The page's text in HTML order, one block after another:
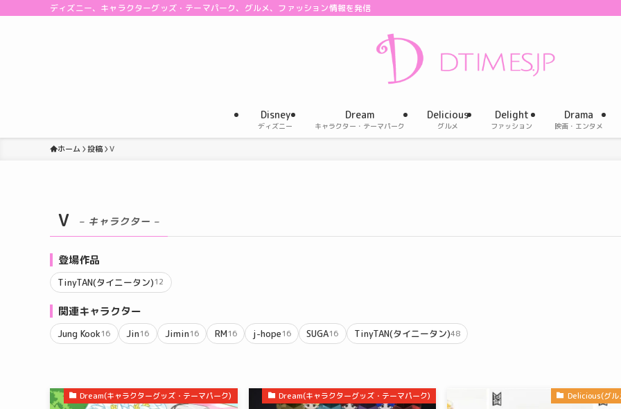
ディズニー、キャラクターグッズ・テーマパーク、グルメ、ファッション情報を発信
Disney
ディズニー
Dream
キャラクター・テーマパーク
Delicious
グルメ
Delight
ファッション
Drama
映画・エンタメ
ホーム 投稿 V
V – キャラクター –
登場作品
TinyTAN(タイニータン)12
関連キャラクター
Jung Kook16 Jin16 Jimin16 RM16 j-hope16 SUGA16 TinyTAN(タイニータン)48
Dream(キャラクターグッズ・テーマパーク) Dream(キャラクターグッズ・テーマパーク) Delicious(グル